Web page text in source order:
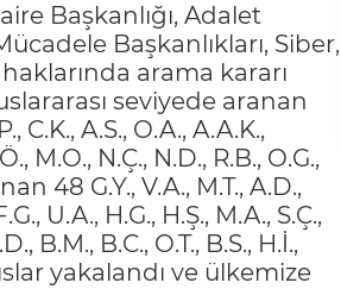
Başkanlığı, Adalet
Başkanlıkları, Siber,
arama kararı
seviyede aranan
C.K., A.S., O.A., A.A.K.,
M.O., N.Ç., N.D., R.B., O.G.,
48 G.Y., V.A., M.T., A.D.,
U.A., H.G., H.Ş., M.A., S.Ç.,
B.M., B.C., O.T., B.S., H.İ.,
yakalandı ve ülkemize